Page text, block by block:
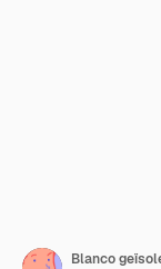
Blanco